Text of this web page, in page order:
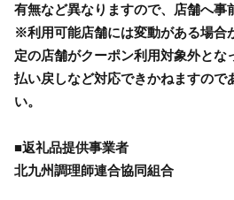
有無など異なりますので、店舗へ事
※利用可能店舗には変動がある場合
定の店舗がクーポン利用対象外とな
払い戻しなど対応できかねますので
い。
■返礼品提供事業者
北九州調理師連合協同組合